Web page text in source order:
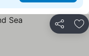
Partilhar